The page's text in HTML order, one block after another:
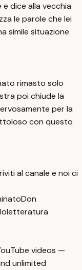
dice alla vecchia
le parole che lei
simile situazione
rimasto solo
poi chiude la
per la
con questo
al canale e noi ci
Don
letteratura
videos —
unlimited